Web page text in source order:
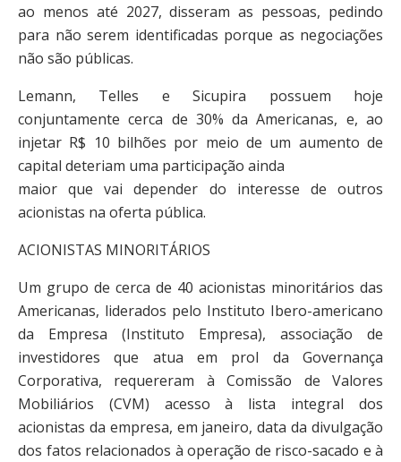
ao menos até 2027, disseram as pessoas, pedindo
para não serem identificadas porque as negociações
não são públicas.
Lemann, Telles e Sicupira possuem hoje
conjuntamente cerca de 30% da Americanas, e, ao
injetar R$ 10 bilhões por meio de um aumento de
capital deteriam uma participação ainda
maior que vai depender do interesse de outros
acionistas na oferta pública.
ACIONISTAS MINORITÁRIOS
Um grupo de cerca de 40 acionistas minoritários das
Americanas, liderados pelo Instituto Ibero-americano
da Empresa (Instituto Empresa), associação de
investidores que atua em prol da Governança
Corporativa, requereram à Comissão de Valores
Mobiliários (CVM) acesso à lista integral dos
acionistas da empresa, em janeiro, data da divulgação
dos fatos relacionados à operação de risco-sacado e à